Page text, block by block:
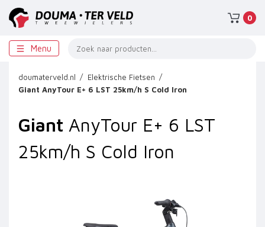
0
Menu
doumaterveld.nl
Elektrische Fietsen
Giant AnyTour E+ 6 LST 25km/h S Cold Iron
Giant AnyTour E+ 6 LST
25km/h S Cold Iron